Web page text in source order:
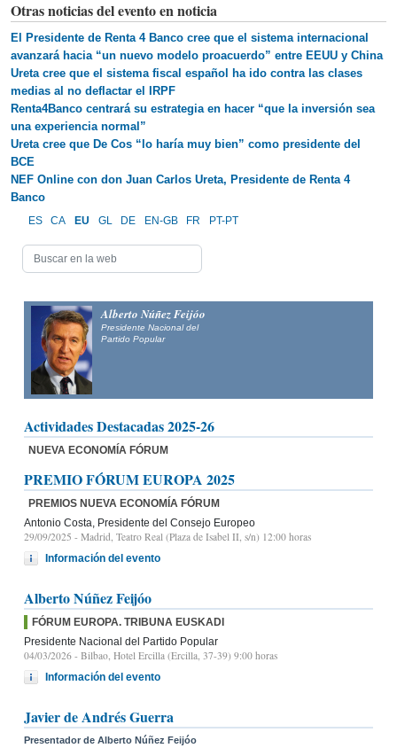
Otras noticias del evento en noticia
El Presidente de Renta 4 Banco cree que el sistema internacional
avanzará hacia “un nuevo modelo proacuerdo” entre EEUU y China
Ureta cree que el sistema fiscal español ha ido contra las clases
medias al no deflactar el IRPF
Renta4Banco centrará su estrategia en hacer “que la inversión sea
una experiencia normal”
Ureta cree que De Cos “lo haría muy bien” como presidente del
BCE
NEF Online con don Juan Carlos Ureta, Presidente de Renta 4
Banco
ES CA EU GL DE EN-GB FR PT-PT
Alberto Núñez Feijóo
Presidente Nacional del
Partido Popular
Actividades Destacadas 2025-26
NUEVA ECONOMÍA FÓRUM
PREMIO FÓRUM EUROPA 2025
PREMIOS NUEVA ECONOMÍA FÓRUM
Antonio Costa, Presidente del Consejo Europeo
29/09/2025 - Madrid, Teatro Real (Plaza de Isabel II, s/n) 12:00 horas
Información del evento
Alberto Núñez Feijóo
FÓRUM EUROPA. TRIBUNA EUSKADI
Presidente Nacional del Partido Popular
04/03/2026 - Bilbao, Hotel Ercilla (Ercilla, 37-39) 9:00 horas
Información del evento
Javier de Andrés Guerra
Presentador de Alberto Núñez Feijóo